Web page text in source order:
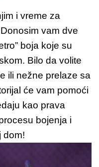
ar
e
i vreme za
vam dve
boja koje su
Bilo da volite
ili nežne prelaze sa
će vam pomoći
kao prava
bojenja i
dom!